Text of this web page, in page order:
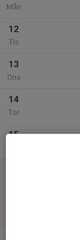
Mån
12
Tis
13
Ons
14
Tor
15